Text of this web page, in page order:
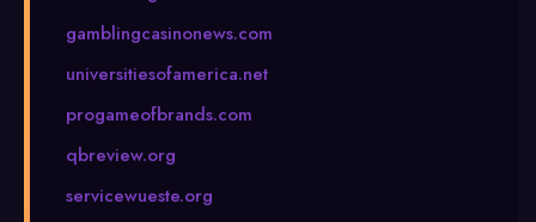
gamblingcasinonews.com
universitiesofamerica.net
progameofbrands.com
qbreview.org
servicewueste.org